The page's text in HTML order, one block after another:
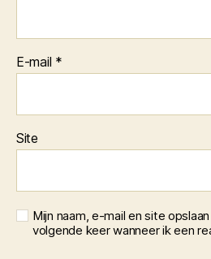
E-mail *
Site
Mijn naam, e-mail en site
volgende keer wanneer ik een